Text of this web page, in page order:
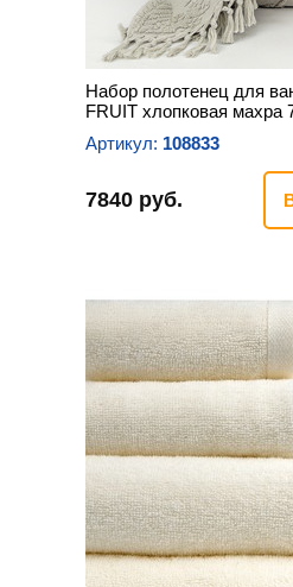
Набор полотенец для
FRUIT хлопковая махра
Артикул: 108833
7840 руб.